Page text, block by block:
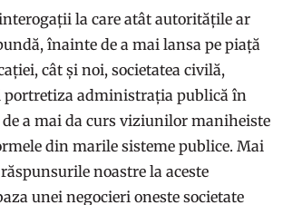
la care atât autoritățile ar
înainte de a mai lansa pe piață
cât și noi, societatea civilă,
portretiza administrația publică în
a mai da curs viziunilor maniheiste
din marile sisteme publice. Mai
noastre la aceste
unei negocieri oneste societate